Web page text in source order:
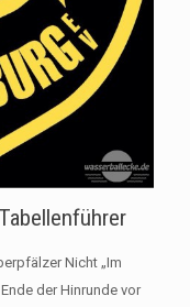
Nicht „Im
der Hinrunde vor